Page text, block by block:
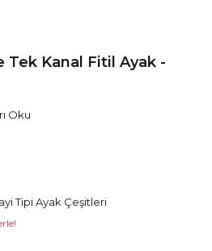
Tek Kanal Fitil Ayak -
Oku
Tipi Ayak Çeşitleri